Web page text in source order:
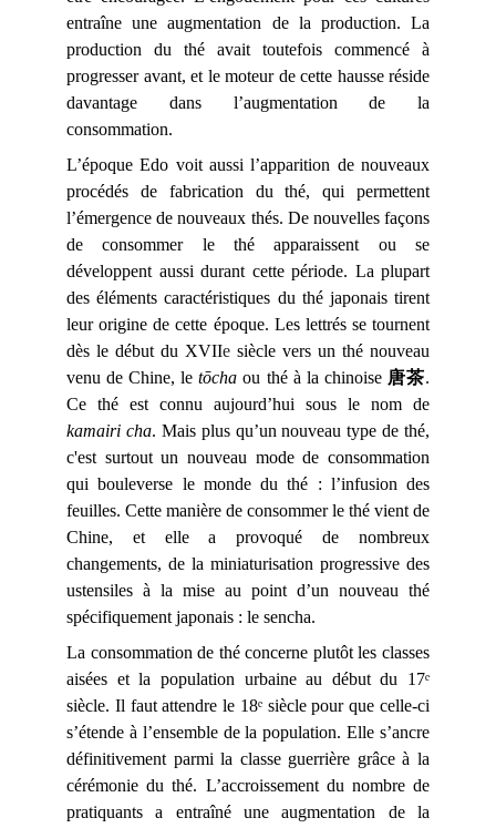
entraîne une augmentation de la production. La
production du thé avait toutefois commencé à
progresser avant, et le moteur de cette hausse réside
davantage dans l’augmentation de la
consommation.
L’époque Edo voit aussi l’apparition de nouveaux
procédés de fabrication du thé, qui permettent
l’émergence de nouveaux thés. De nouvelles façons
de consommer le thé apparaissent ou se
développent aussi durant cette période. La plupart
des éléments caractéristiques du thé japonais tirent
leur origine de cette époque. Les lettrés se tournent
dès le début du XVIIe siècle vers un thé nouveau
venu de Chine, letōcha ou thé à la chinoise 唐茶.
Ce thé est connu aujourd’hui sous le nom de
kamairi cha. Mais plus qu’un nouveau type de thé,
c'est surtout un nouveau mode de consommation
qui bouleverse le monde du thé : l’infusion des
feuilles. Cette manière de consommer le thé vient de
Chine, et elle a provoqué de nombreux
changements, de la miniaturisation progressive des
ustensiles à la mise au point d’un nouveau thé
spécifiquement japonais : le sencha.
La consommation de thé concerne plutôt les classes
aisées et la population urbaine au début du 17ᵉ
siècle. Il faut attendre le 18ᵉ siècle pour que celle-ci
s’étende à l’ensemble de la population. Elle s’ancre
définitivement parmi la classe guerrière grâce à la
cérémonie du thé. L’accroissement du nombre de
pratiquants a entraîné une augmentation de la